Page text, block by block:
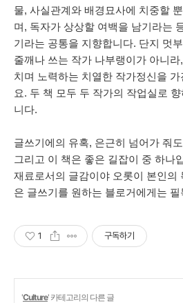
물, 사실관계와 배경묘사에 치중할
며, 독자가 상상할 여백을 남기라는
기라는 공통을 지향합니다. 단지 멋
줄깨나 쓰는 작가 나부랭이가 아니
치며 노력하는 치열한 작가정신을
요. 두 책 모두 두 작가의 작업실로
니다.
글쓰기에의 유혹, 은근히 넘어가 줘
그리고 이 책은 좋은 길잡이 중 하나
재료로서의 글감이야 오롯이 본인의
은 글쓰기를 원하는 블로거에게는
1 구독하기
'Culture' 카테고리의 다른 글